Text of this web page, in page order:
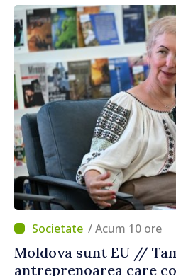
/ Acum 10 ore
Moldova sunt EU //
antreprenoarea care